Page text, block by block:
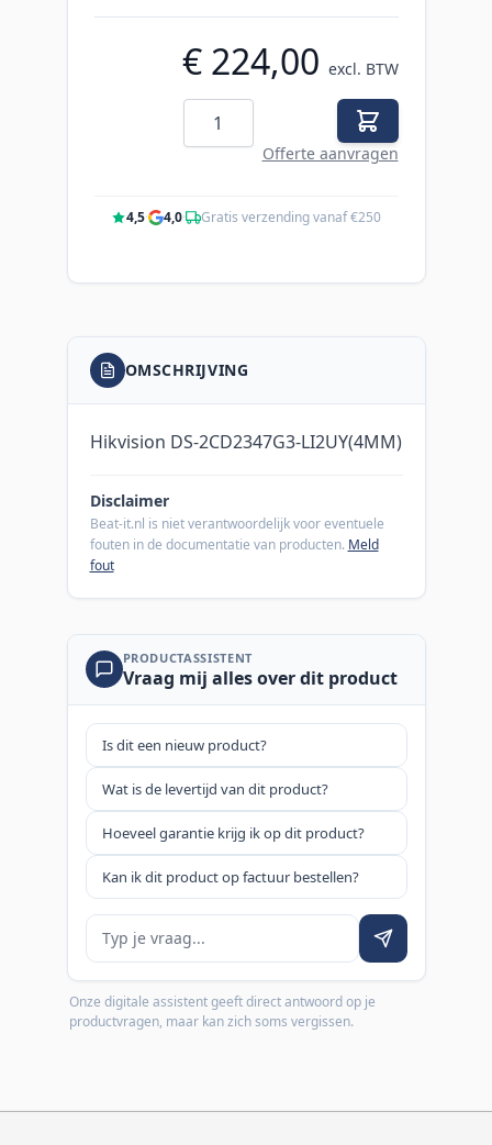
€ 224,00 excl. BTW
Aantal
Offerte aanvragen
4,5· 4,0· Gratis verzending vanaf €250
OMSCHRIJVING
Hikvision DS-2CD2347G3-LI2UY(4MM)
Disclaimer
Beat-it.nl is niet verantwoordelijk voor eventuele
fouten in de documentatie van producten. Meld
fout
PRODUCTASSISTENT
Vraag mij alles over dit product
Is dit een nieuw product?
Wat is de levertijd van dit product?
Hoeveel garantie krijg ik op dit product?
Kan ik dit product op factuur bestellen?
Je vraag
Onze digitale assistent geeft direct antwoord op je
productvragen, maar kan zich soms vergissen.